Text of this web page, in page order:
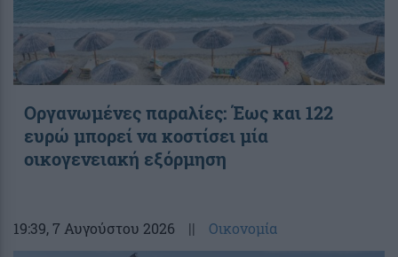
Οργανωμένες παραλίες: Έως και 122
ευρώ μπορεί να κοστίσει μία
οικογενειακή εξόρμηση
19:39, 7 Αυγούστου 2026 || Οικονομία